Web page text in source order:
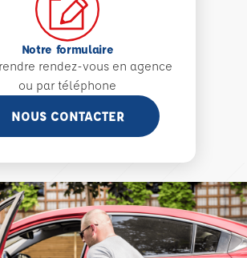
Notre formulaire
rendez-vous en agence
ou par téléphone
NOUS CONTACTER